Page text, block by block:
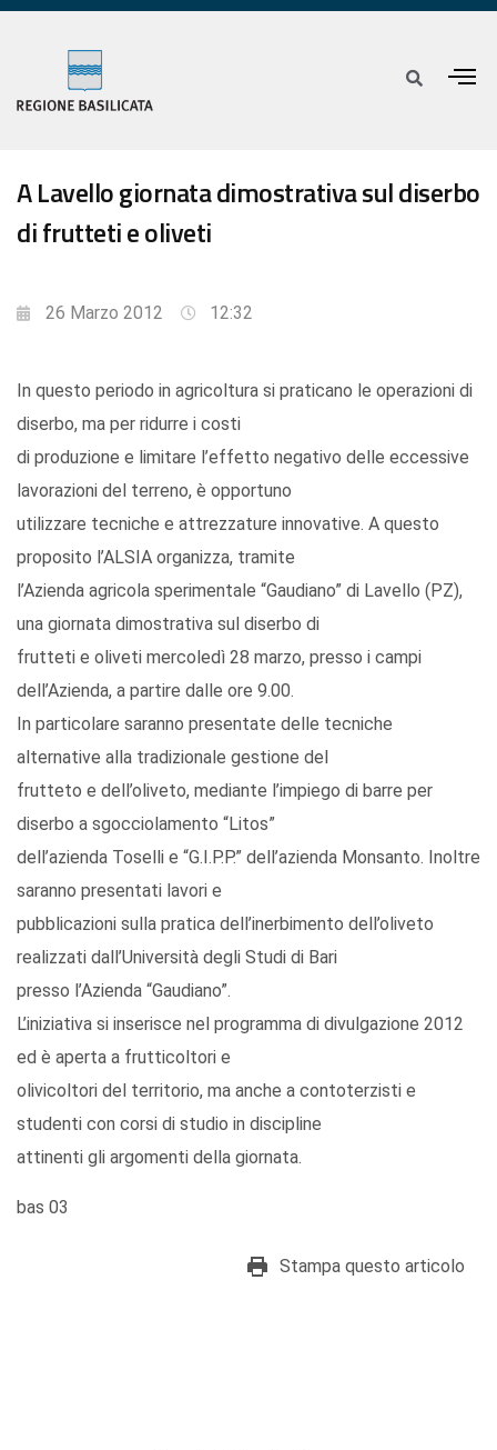
A Lavello giornata dimostrativa sul diserbo
di frutteti e oliveti
26 Marzo 2012 12:32
In questo periodo in agricoltura si praticano le operazioni di
diserbo, ma per ridurre i costi
di produzione e limitare l’effetto negativo delle eccessive
lavorazioni del terreno, è opportuno
utilizzare tecniche e attrezzature innovative. A questo
proposito l’ALSIA organizza, tramite
l’Azienda agricola sperimentale “Gaudiano” di Lavello (PZ),
una giornata dimostrativa sul diserbo di
frutteti e oliveti mercoledì 28 marzo, presso i campi
dell’Azienda, a partire dalle ore 9.00.
In particolare saranno presentate delle tecniche
alternative alla tradizionale gestione del
frutteto e dell’oliveto, mediante l’impiego di barre per
diserbo a sgocciolamento “Litos”
dell’azienda Toselli e “G.I.P.P.” dell’azienda Monsanto. Inoltre
saranno presentati lavori e
pubblicazioni sulla pratica dell’inerbimento dell’oliveto
realizzati dall’Università degli Studi di Bari
presso l’Azienda “Gaudiano”.
L’iniziativa si inserisce nel programma di divulgazione 2012
ed è aperta a frutticoltori e
olivicoltori del territorio, ma anche a contoterzisti e
studenti con corsi di studio in discipline
attinenti gli argomenti della giornata.
bas 03
Stampa questo articolo